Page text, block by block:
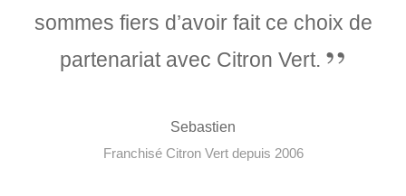
sommes fiers d’avoir fait ce choix de
partenariat avec Citron Vert.
Sebastien
Franchisé Citron Vert depuis 2006